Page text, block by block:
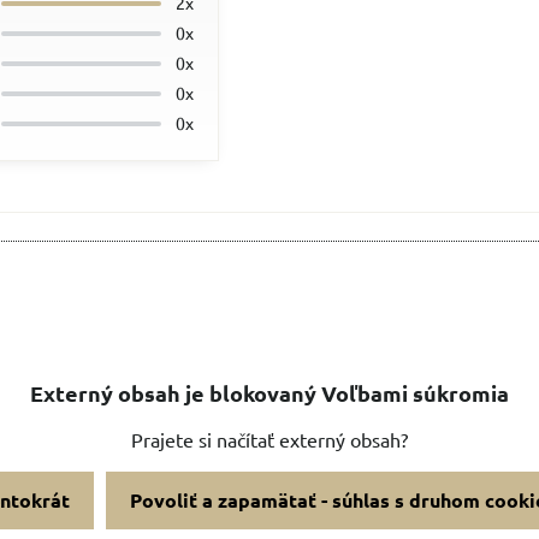
0x
0x
0x
0x
Externý obsah je blokovaný Voľbami súkromia
Prajete si načítať externý obsah?
Povoliť a zapamätať - súhlas s druhom